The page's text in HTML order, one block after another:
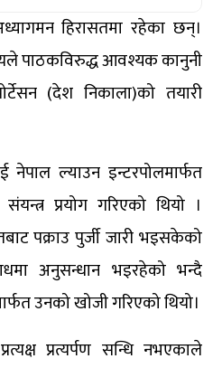
हिरासतमा रहेका छन्।
पाठकविरुद्ध आवश्यक कानुनी
(देश निकाला)को तयारी
नेपाल ल्याउन इन्टरपोलमार्फत
संयन्त्र प्रयोग गरिएको थियो ।
पक्राउ पुर्जी जारी भइसकेको
अनुसन्धान भइरहेको भन्दै
उनको खोजी गरिएको थियो।
प्रत्यर्पण सन्धि नभएकाले